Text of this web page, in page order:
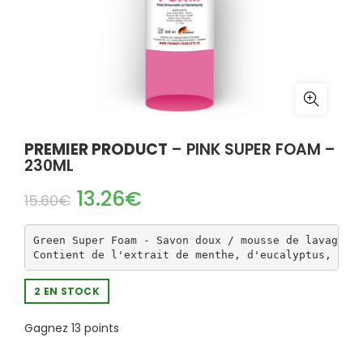
PREMIER PRODUCT – PINK SUPER FOAM –
230ML
15.60€ 13.26€
Green Super Foam - Savon doux / mousse de
Contient de l'extrait de menthe, d'eucalyptus,
2 EN STOCK
Gagnez 13 points